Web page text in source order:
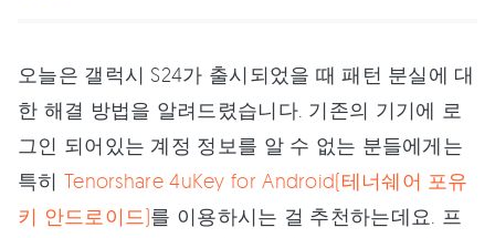
오늘은 갤럭시 S24가 출시되었을 때 패턴 분실에 대
한 해결 방법을 알려드렸습니다. 기존의 기기에 로
그인 되어있는 계정 정보를 알 수 없는 분들에게는
특히 Tenorshare 4uKey for Android(테너쉐어 포유
키 안드로이드)를 이용하시는 걸 추천하는데요. 프